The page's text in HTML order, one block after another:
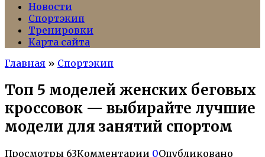
Новости
Спортэкип
Тренировки
Карта сайта
Главная » Спортэкип
Топ 5 моделей женских беговых
кроссовок — выбирайте лучшие
модели для занятий спортом
Просмотры 63Комментарии 0Опубликовано